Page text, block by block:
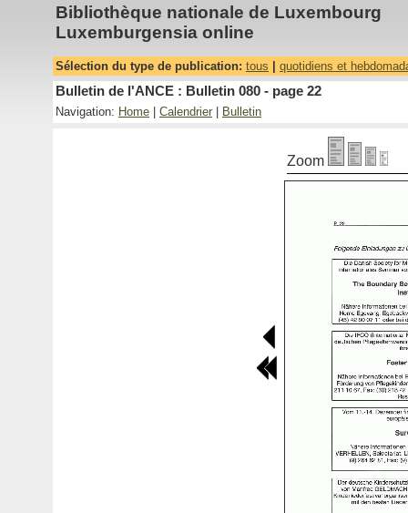
Bibliothèque nationale de Luxembourg
Luxemburgensia online
Sélection du type de publication: tous quotidiens et
Bulletin de l'ANCE : Bulletin 080 - page 22
Navigation: Home Calendrier Bulletin
Zoom